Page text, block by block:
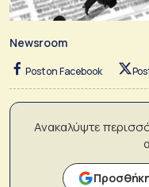
Newsroom
Post on Facebook
Ανακαλύψτε